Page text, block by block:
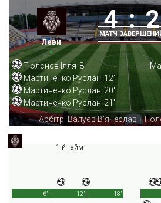
Леви
4 : 2
МАТЧ
Тюлєнєв Ілля 8'
Мартиненко Руслан 12'
Мартиненко Руслан 20'
Мартиненко Руслан 21'
Арбітр: Валуєв В’ячеслав |
1-й тайм
18'
6' 12'